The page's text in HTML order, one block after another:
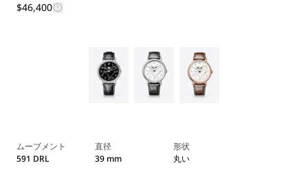
$46,400
ムーブメント
591 DRL
直径
39 mm
形状
丸い